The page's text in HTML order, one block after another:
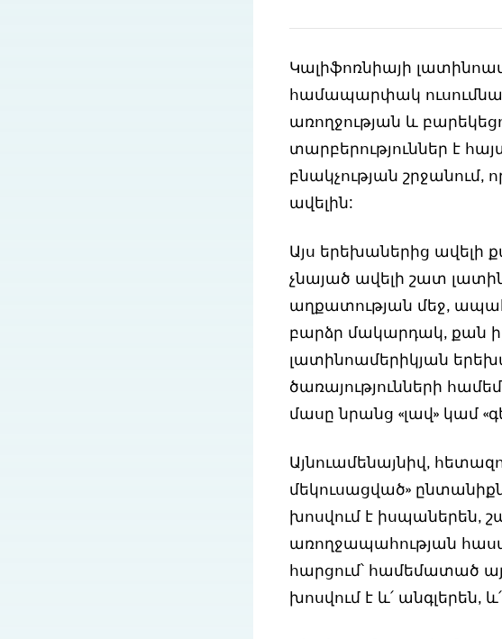
Կալիֆոռնիայի
համապարփակ
առողջության և
տարբերություններ է
բնակչության շրջանում,
ավելին:
Այս երեխաներից ավելի
չնայած ավելի շատ
աղքատության մեջ,
բարձր մակարդակ, քան
լատինոամերիկյան
ծառայությունների
մասը նրանց «լավ» կամ
Այնուամենայնիվ,
մեկուսացված»
խոսվում է իսպաներեն,
առողջապահության
հարցում՝ համեմատած
խոսվում է և՛ անգլերեն,